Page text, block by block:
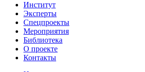
Институт
Эксперты
Спецпроекты
Мероприятия
Библиотека
О проекте
Контакты